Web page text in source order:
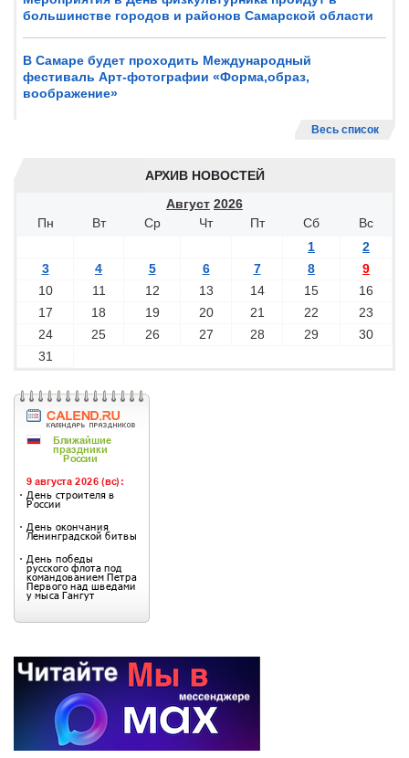
большинстве городов и районов Самарской области
В Самаре будет проходить Международный
фестиваль Арт-фотографии «Форма,образ,
воображение»
Весь список
АРХИВ НОВОСТЕЙ
Август 2026
Пн
Вт Ср Чт Пт Сб
Вс
1
2
3
4 5 6 7 8
9
10
11 12 13 14 15
16
17
18 19 20 21 22
23
24
25 26 27 28 29
30
31